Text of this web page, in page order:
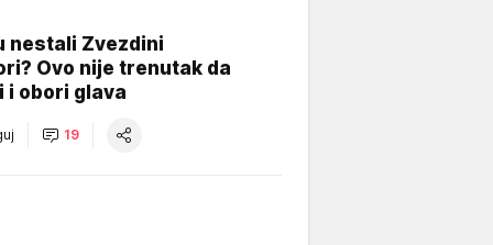
nestali Zvezdini
Ovo nije trenutak da
i obori glava
19